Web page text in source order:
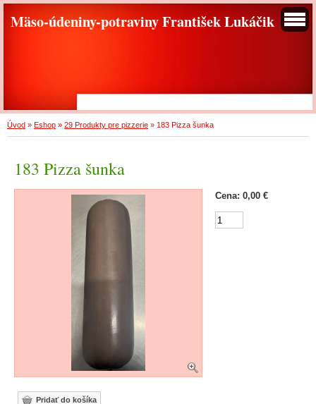
Mäso-údeniny-potraviny František Lukáčik
Úvod » Eshop » 29 Produkty pre pizzerie » 183 Pizza šunka
183 Pizza šunka
Cena: 0,00 €